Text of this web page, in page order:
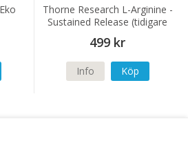
Thorne Research L-Arginine -
Sustained Release (tidigare
Perfusia-SR) 120 kapslar
499 kr
Info Köp